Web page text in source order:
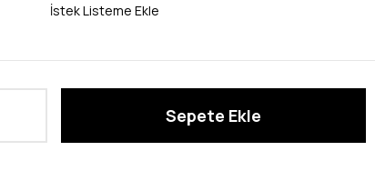
İstek Listeme Ekle